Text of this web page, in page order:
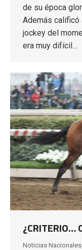
de su época
Además calificó
jockey del
era muy difícil…
¿CRITERIO…
Noticias Nacionales,